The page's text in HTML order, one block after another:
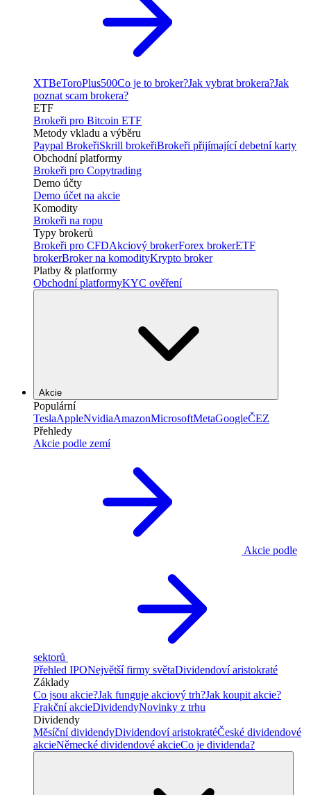
XTBeToroPlus500Co je to broker?Jak vybrat brokera?Jak
poznat scam brokera?
ETF
Brokeři pro Bitcoin ETF
Metody vkladu a výběru
Paypal BrokeřiSkrill brokeřiBrokeři přijímající debetní karty
Obchodní platformy
Brokeři pro Copytrading
Demo účty
Demo účet na akcie
Komodity
Brokeři na ropu
Typy brokerů
Brokeři pro CFDAkciový brokerForex brokerETF
brokerBroker na komodityKrypto broker
Platby & platformy
Obchodní platformyKYC ověření
Akcie
Populární
TeslaAppleNvidiaAmazonMicrosoftMetaGoogleČEZ
Přehledy
Akcie podle zemí
Akcie podle
sektorů
Přehled IPONejvětší firmy světaDividendoví aristokraté
Základy
Co jsou akcie?Jak funguje akciový trh?Jak koupit akcie?
Frakční akcieDividendyNovinky z trhu
Dividendy
Měsíční dividendyDividendoví aristokratéČeské dividendové
akcieNěmecké dividendové akcieCo je dividenda?